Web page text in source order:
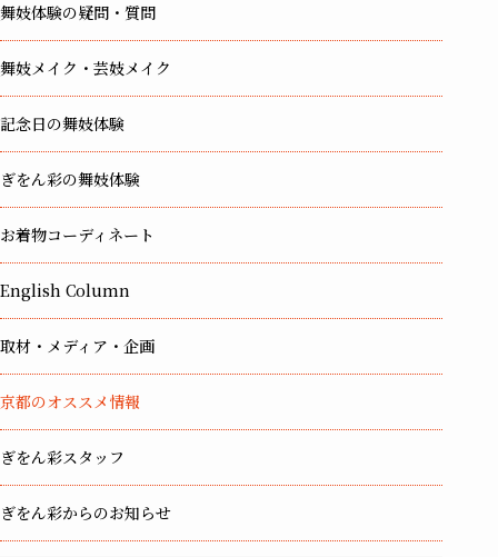
舞妓体験の疑問・質問
舞妓メイク・芸妓メイク
記念日の舞妓体験
ぎをん彩の舞妓体験
お着物コーディネート
English Column
取材・メディア・企画
京都のオススメ情報
ぎをん彩スタッフ
ぎをん彩からのお知らせ